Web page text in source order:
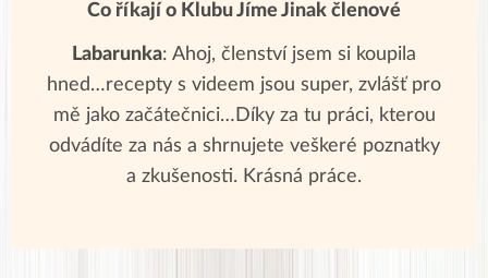
Co říkají o Klubu Jíme Jinak členové
Labarunka: Ahoj, členství jsem si koupila
hned…recepty s videem jsou super, zvlášť pro
mě jako začátečnici…Díky za tu práci, kterou
odvádíte za nás a shrnujete veškeré poznatky
a zkušenosti. Krásná práce.